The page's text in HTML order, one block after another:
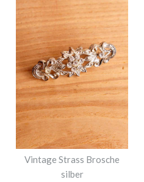
Vintage Strass Brosche
silber